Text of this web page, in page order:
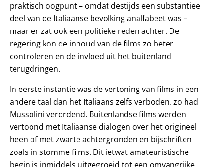
praktisch oogpunt – omdat destijds een substantieel
deel van de Italiaanse bevolking analfabeet was –
maar er zat ook een politieke reden achter. De
regering kon de inhoud van de films zo beter
controleren en de invloed uit het buitenland
terugdringen.
In eerste instantie was de vertoning van films in een
andere taal dan het Italiaans zelfs verboden, zo had
Mussolini verordend. Buitenlandse films werden
vertoond met Italiaanse dialogen over het origineel
heen of met zwarte achtergronden en bijschriften
zoals in stomme films. Dit ietwat amateuristische
begin is inmiddels uitgegroeid tot een omvangrijke